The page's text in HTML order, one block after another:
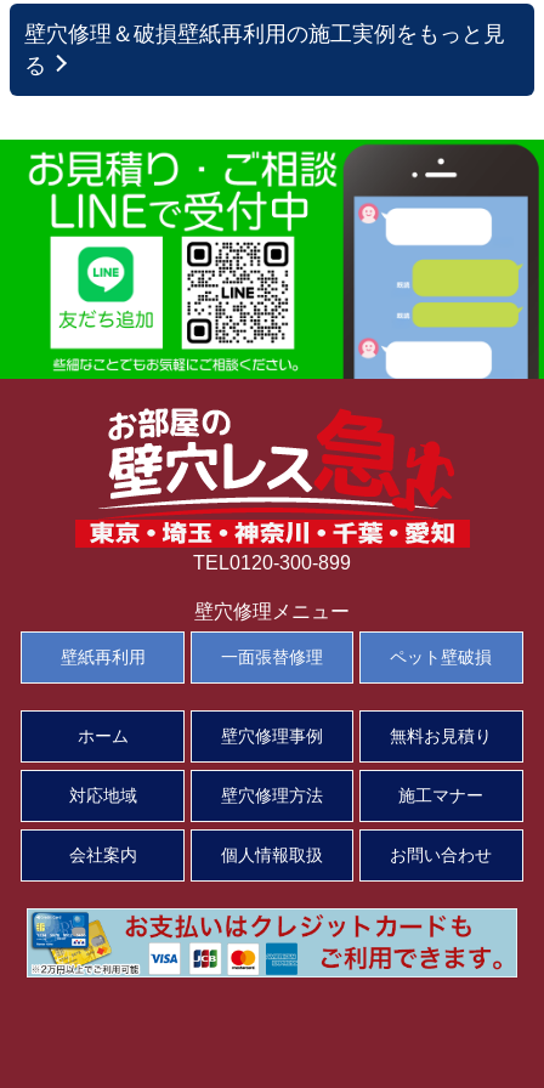
壁穴修理＆破損壁紙再利用の施工実例をもっと見
る
TEL0120-300-899
壁穴修理メニュー
壁紙再利用 一面張替修理 ペット壁破損
ホーム 壁穴修理事例 無料お見積り
対応地域 壁穴修理方法 施工マナー
会社案内 個人情報取扱 お問い合わせ